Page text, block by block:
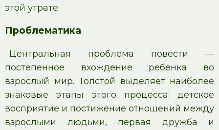
этой утрате.
Проблематика
Центральная проблема повести —
постепенное вхождение ребенка во
взрослый мир. Толстой выделяет наиболее
знаковые этапы этого процесса: детское
восприятие и постижение отношений между
взрослыми людьми, первая дружба и